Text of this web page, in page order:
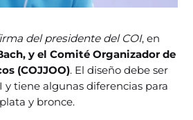
del presidente del COI, en
y el Comité Organizador de
(COJJOO). El diseño debe ser
y tiene algunas diferencias para
y bronce.